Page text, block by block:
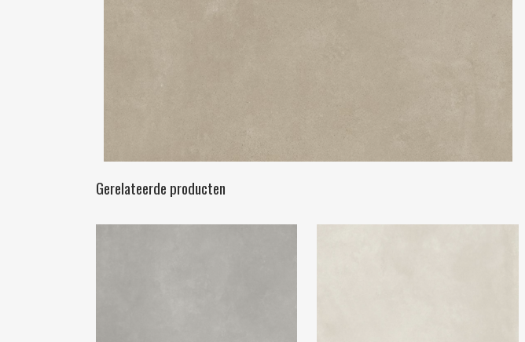
Gerelateerde producten